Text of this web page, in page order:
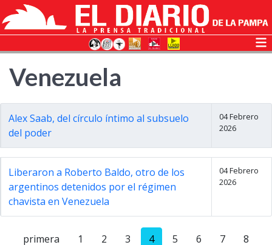
Venezuela
Alex Saab, del círculo íntimo al subsuelo
del poder
04 Febrero
2026
Liberaron a Roberto Baldo, otro de los
argentinos detenidos por el régimen
chavista en Venezuela
04 Febrero
2026
primera 1 2 3 4 5 6 7
8